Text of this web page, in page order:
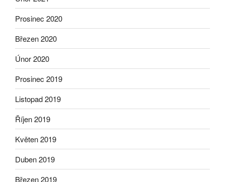
Prosinec 2020
Březen 2020
Únor 2020
Prosinec 2019
Listopad 2019
Říjen 2019
Květen 2019
Duben 2019
Březen 2019